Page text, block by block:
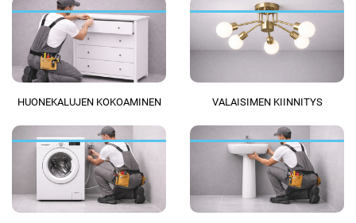
HUONEKALUJEN KOKOAMINEN VALAISIMEN KIINNITYS